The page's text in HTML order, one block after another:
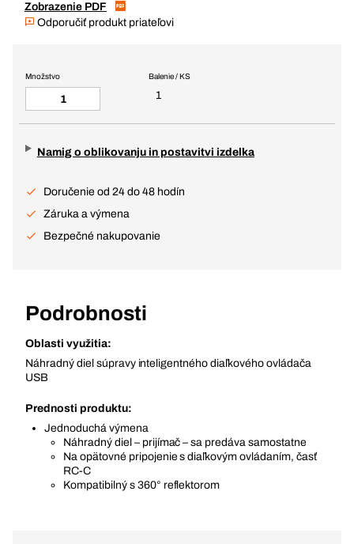
Zobrazenie PDF
Odporučiť produkt priateľovi
Balenie / KS
1
Množstvo
Namig o oblikovanju in postavitvi izdelka
Doručenie od 24 do 48 hodín
Záruka a výmena
Bezpečné nakupovanie
Podrobnosti
Oblasti využitia:
Náhradný diel súpravy inteligentného diaľkového ovládača
USB
Prednosti produktu:
Jednoduchá výmena
Náhradný diel – prijímač – sa predáva samostatne
Na opätovné pripojenie s diaľkovým ovládaním, časť
RC-C
Kompatibilný s 360° reflektorom